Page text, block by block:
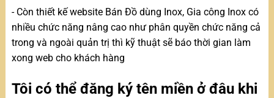
- Còn thiết kế website Bán Đồ dùng Inox, Gia công Inox có
nhiều chức năng nâng cao như phân quyền chức năng cả
trong và ngoài quản trị thì kỹ thuật sẽ báo thời gian làm
xong web cho khách hàng
Tôi có thể đăng ký tên miền ở đâu khi